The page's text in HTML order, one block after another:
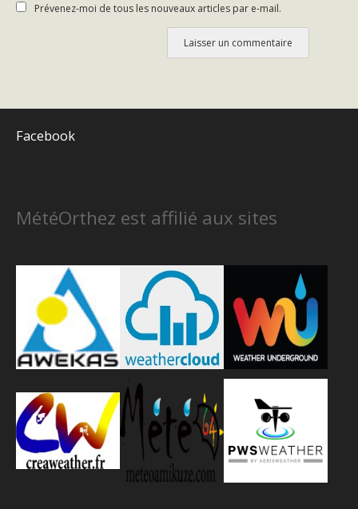
Prévenez-moi de tous les nouveaux articles par e-mail.
Facebook
MétéOrthez est affilié aux sites